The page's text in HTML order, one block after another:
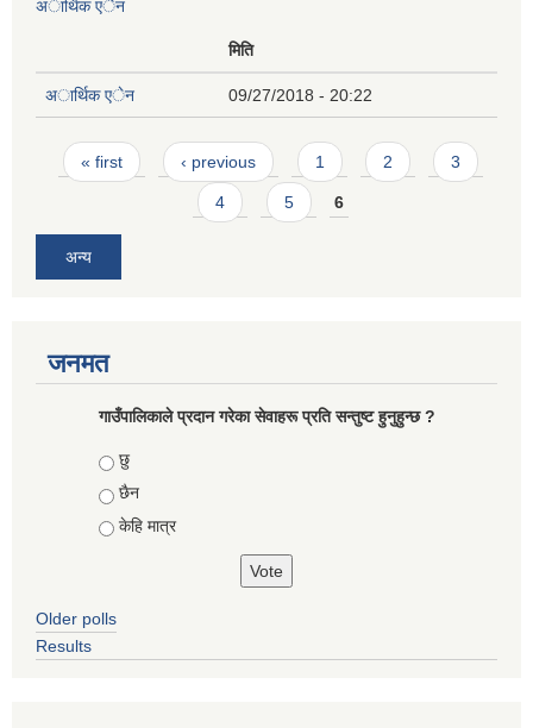
अार्थिक एेन
मिति
अार्थिक एेन 09/27/2018 - 20:22
Pages
« first ‹ previous 1 2 3
4 5 6
अन्य
जनमत
गाउँपालिकाले प्रदान गरेका सेवाहरू प्रति सन्तुष्ट हुनुहुन्छ ?
Choices
छु
छैन
केहि मात्र
Older polls
Results